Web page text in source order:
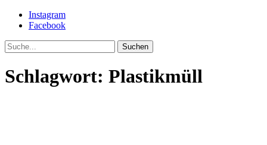
Instagram
Facebook
Suche
Schlagwort: Plastikmüll